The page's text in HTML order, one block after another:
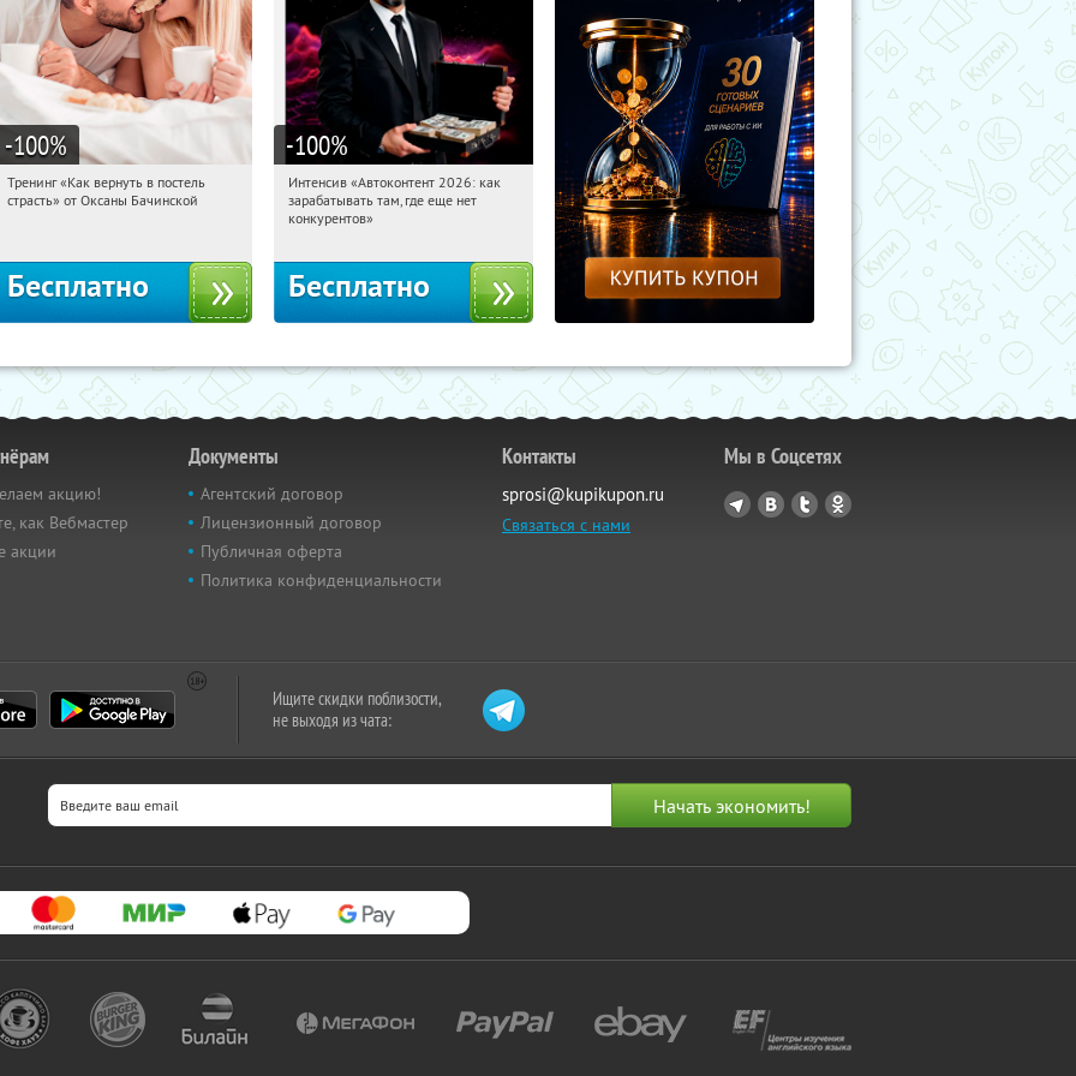
-100%
04:32:18 Получили:
Тренинг «Как вернуть в постель
страсть» от Оксаны Бачинской
Бесплатно
-100%
04:32:18 Получили:
Россия
Интенсив «Автоконтент 2026: как
зарабатывать там, где еще нет
конкурентов»
Бесплатно
акцию!
как Вебмастер
акции
Документы
Агентский договор
Лицензионный договор
Публичная оферта
Политика конфиденциальности
Контакты
sprosi@kupikupon.ru
Связаться с нами
Мы в Соцсетях
Ищите скидки поблизости,
не выходя из чата: